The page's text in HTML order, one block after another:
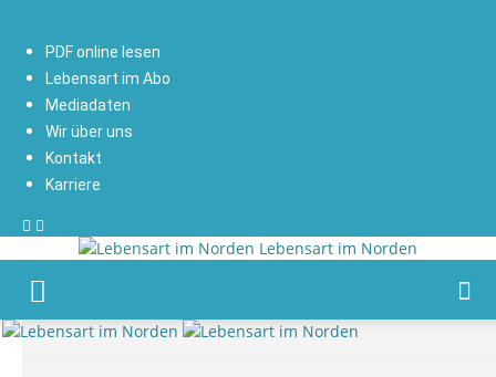
PDF online lesen
Lebensart im Abo
Mediadaten
Wir über uns
Kontakt
Karriere
Lebensart im Norden